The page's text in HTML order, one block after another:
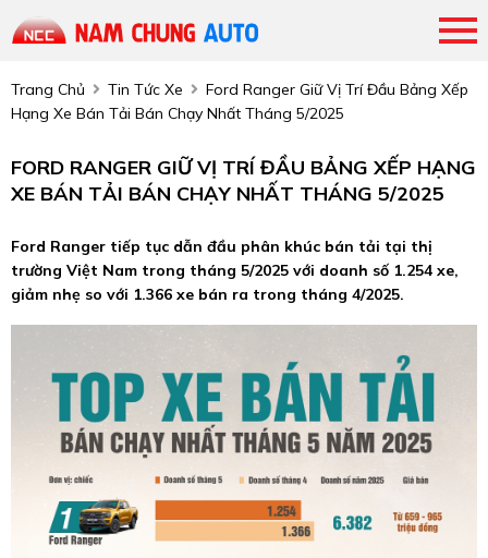
Trang Chủ Tin Tức Xe
Ford Ranger Giữ Vị Trí Đầu Bảng Xếp
Hạng Xe Bán Tải Bán Chạy Nhất Tháng 5/2025
FORD RANGER GIỮ VỊ TRÍ ĐẦU BẢNG XẾP HẠNG
XE BÁN TẢI BÁN CHẠY NHẤT THÁNG 5/2025
Ford Ranger tiếp tục dẫn đầu phân khúc bán tải tại thị
trường Việt Nam trong tháng 5/2025 với doanh số 1.254 xe,
giảm nhẹ so với 1.366 xe bán ra trong tháng 4/2025.